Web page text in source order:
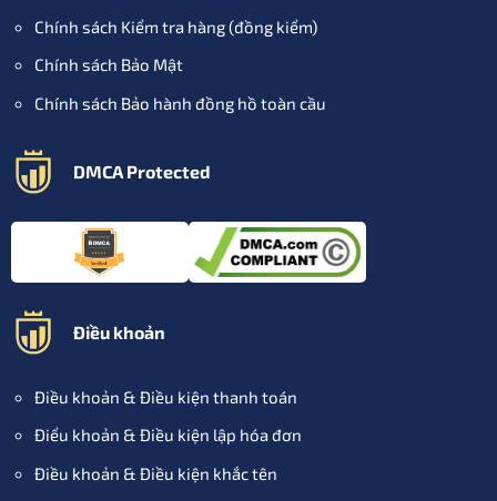
Chính sách Kiểm tra hàng (đồng kiểm)
Chính sách Bảo Mật
Chính sách Bảo hành đồng hồ toàn cầu
DMCA Protected
Điều khoản
Điều khoản & Điều kiện thanh toán
Điểu khoản & Điều kiện lập hóa đơn
Điều khoản & Điều kiện khắc tên